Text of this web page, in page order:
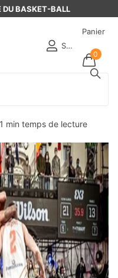
DU BASKET-BALL
S'identifier
Panier
0
performance
1 min temps de lecture